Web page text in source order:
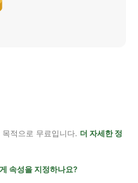
적으로 무료입니다. 더 자세한 정
속성을 지정하나요?